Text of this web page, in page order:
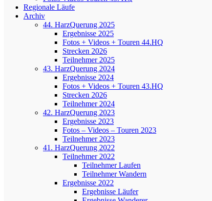
Regionale Läufe
Archiv
44. HarzQuerung 2025
Ergebnisse 2025
Fotos + Videos + Touren 44.HQ
Strecken 2026
Teilnehmer 2025
43. HarzQuerung 2024
Ergebnisse 2024
Fotos + Videos + Touren 43.HQ
Strecken 2026
Teilnehmer 2024
42. HarzQuerung 2023
Ergebnisse 2023
Fotos – Videos – Touren 2023
Teilnehmer 2023
41. HarzQuerung 2022
Teilnehmer 2022
Teilnehmer Laufen
Teilnehmer Wandern
Ergebnisse 2022
Ergebnisse Läufer